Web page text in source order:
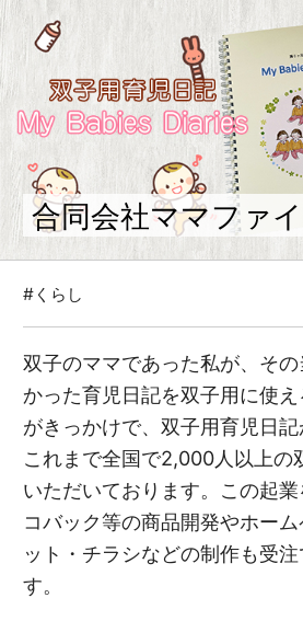
合同会社ママファ
#くらし
双子のママであった私が、そ
かった育児日記を双子用に使
がきっかけで、双子用育児日記
これまで全国で2,000人以上の
いただいております。この起
コバック等の商品開発やホー
ット・チラシなどの制作も受
す。